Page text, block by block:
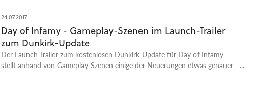
24.07.2017
Day of Infamy - Gameplay-Szenen im Launch-Trailer
zum Dunkirk-Update
Der Launch-Trailer zum kostenlosen Dunkirk-Update für Day of Infamy
stellt anhand von Gameplay-Szenen einige der Neuerungen etwas genauer
Regisseurs Christopher Nolan - unter anderem eine neue Map namens